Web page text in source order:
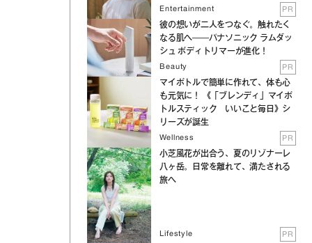
Entertainment PR
彼の想いが二人をつなぐ。触れたく
なる肌へ──パナソニック ラムダッ
シュ ボディトリマーが進化！
Beauty PR
マイボトルで簡単に作れて、体も心
も元気に！ 《「ブレンディ」マイボ
トルスティック いいこと毎日》シ
リーズが誕生
Wellness PR
小芝風花が出合う、夏のリゾナーレ
八ヶ岳。日常を離れて、満たされる
旅へ
Lifestyle PR